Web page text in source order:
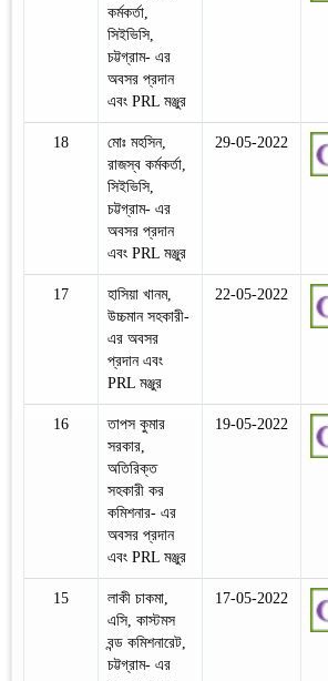
কর্মকর্তা,
সিইভিসি,
চট্টগ্রাম- এর
অবসর প্রদান
এবং PRL মঞ্জুর
18
মোঃ মহসিন,
রাজস্ব কর্মকর্তা,
সিইভিসি,
চট্টগ্রাম- এর
অবসর প্রদান
এবং PRL মঞ্জুর
29-05-2022
17
হাসিয়া খানম,
উচ্চমান সহকারী-
এর অবসর
প্রদান এবং
PRL মঞ্জুর
22-05-2022
16
তাপস কুমার
সরকার,
অতিরিক্ত
সহকারী কর
কমিশনার- এর
অবসর প্রদান
এবং PRL মঞ্জুর
19-05-2022
15
লাকী চাকমা,
এসি, কাস্টমস
বন্ড কমিশনারেট,
চট্টগ্রাম- এর
17-05-2022